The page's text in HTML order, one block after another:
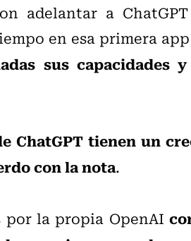
adelantar a
en esa primera
sus capacidades
ChatGPT tienen un
con la nota.
por la propia OpenAI